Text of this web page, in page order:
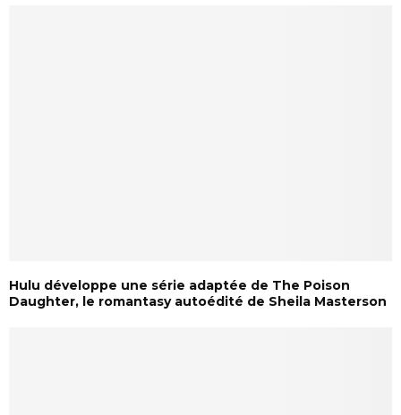
Hulu développe une série adaptée de The Poison
Daughter, le romantasy autoédité de Sheila Masterson